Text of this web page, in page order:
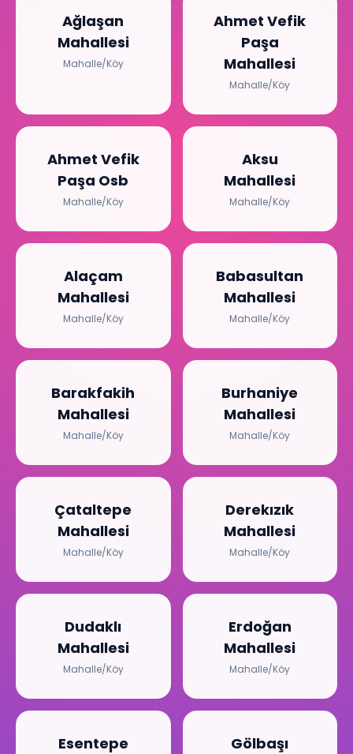
Ağlaşan
Mahallesi
Mahalle/Köy
Ahmet Vefik
Paşa
Mahallesi
Mahalle/Köy
Ahmet Vefik
Paşa Osb
Mahalle/Köy
Aksu
Mahallesi
Mahalle/Köy
Alaçam
Mahallesi
Mahalle/Köy
Babasultan
Mahallesi
Mahalle/Köy
Barakfakih
Mahallesi
Mahalle/Köy
Burhaniye
Mahallesi
Mahalle/Köy
Çataltepe
Mahallesi
Mahalle/Köy
Derekızık
Mahallesi
Mahalle/Köy
Dudaklı
Mahallesi
Mahalle/Köy
Erdoğan
Mahallesi
Mahalle/Köy
Esentepe
Gölbaşı